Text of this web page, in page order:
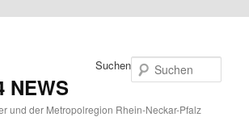
NEWS
und der Metropolregion Rhein-Neckar-Pfalz
Suchen